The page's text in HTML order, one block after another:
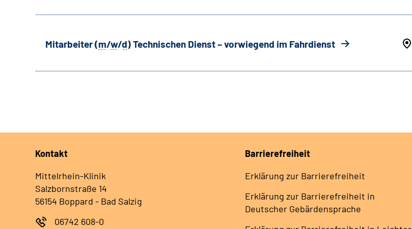
Mitarbeiter (m/w/d) Technischen Dienst – vorwiegend im Fahrdienst
Kontakt
Mittelrhein-Klinik
Salzbornstraße 14
56154 Boppard - Bad Salzig
06742 608-0
Barrierefreiheit
Erklärung zur Barrierefreiheit
Erklärung zur Barrierefreiheit in
Deutscher Gebärdensprache